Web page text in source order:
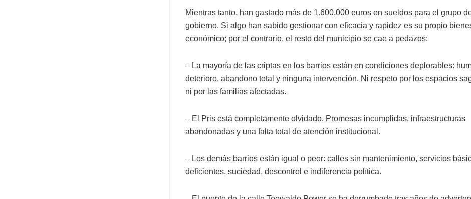
Mientras tanto, han gastado más de 1.600.000 euros en sueldos para el grupo
gobierno. Si algo han sabido gestionar con eficacia y rapidez es su propio
económico; por el contrario, el resto del municipio se cae a pedazos:
– La mayoría de las criptas en los barrios están en condiciones deplorables:
deterioro, abandono total y ninguna intervención. Ni respeto por los espacios
ni por las familias afectadas.
– El Pris está completamente olvidado. Promesas incumplidas, infraestructuras
abandonadas y una falta total de atención institucional.
– Los demás barrios están igual o peor: calles sin mantenimiento, servicios
deficientes, suciedad, descontrol e indiferencia política.